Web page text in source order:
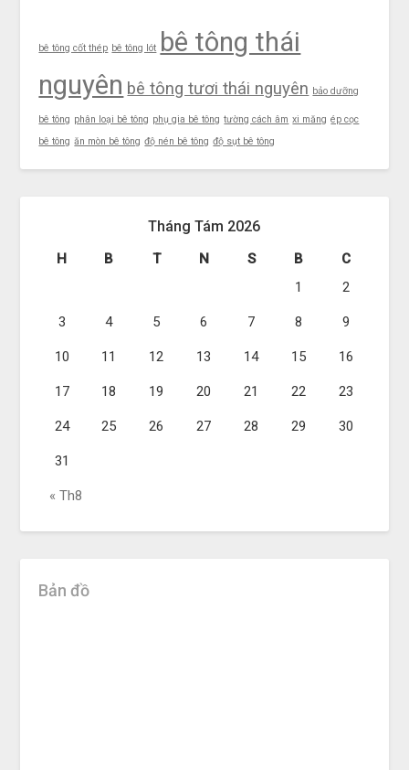
bê tông cốt thép bê tông lót bê tông thái
nguyên bê tông tươi thái nguyên bảo dưỡng
bê tông phân loại bê tông phụ gia bê tông tường cách âm xi măng ép cọc
bê tông ăn mòn bê tông độ nén bê tông độ sụt bê tông
Tháng Tám 2026
H B T N S B C
« Th8
1 2
3 4 5 6 7 8 9
10 11 12 13 14 15 16
17 18 19 20 21 22 23
24 25 26 27 28 29 30
31
Bản đồ